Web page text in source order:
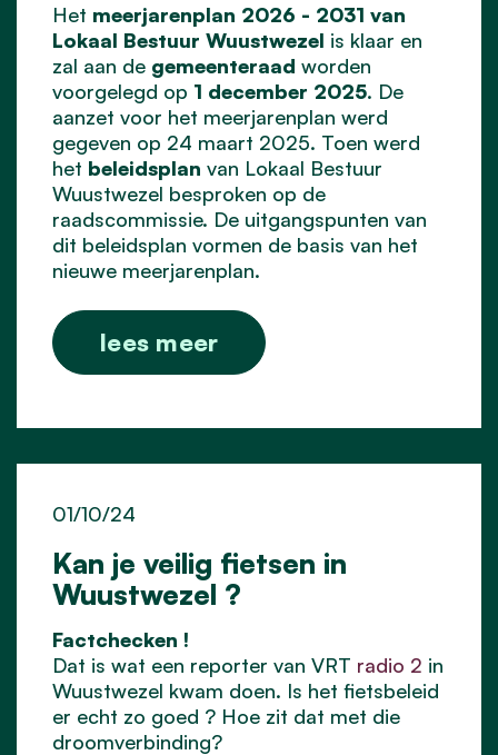
Het meerjarenplan 2026 - 2031 van
Lokaal Bestuur Wuustwezel is klaar en
zal aan de gemeenteraad worden
voorgelegd op 1 december 2025. De
aanzet voor het meerjarenplan werd
gegeven op 24 maart 2025. Toen werd
het beleidsplan van Lokaal Bestuur
Wuustwezel besproken op de
raadscommissie. De uitgangspunten van
dit beleidsplan vormen de basis van het
nieuwe meerjarenplan.
lees meer
Kan je veilig fietsen in
Wuustwezel ?
01/10/24
Factchecken !
Dat is wat een reporter van VRT radio 2 in
Wuustwezel kwam doen. Is het fietsbeleid
er echt zo goed ? Hoe zit dat met die
droomverbinding?